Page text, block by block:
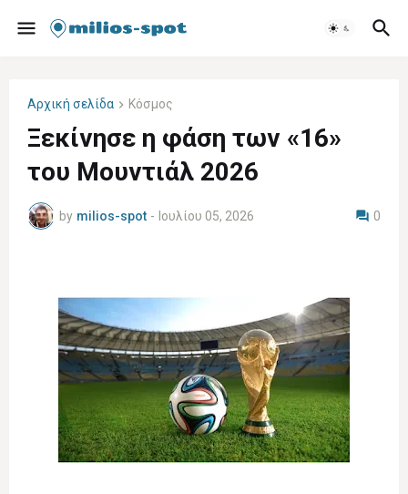
Αρχική σελίδα Κόσμος
Ξεκίνησε η φάση των «16»
του Μουντιάλ 2026
by milios-spot - Ιουλίου 05, 2026 0